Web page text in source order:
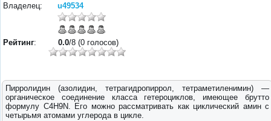
Владелец:
u49534
Рейтинг: 0.0/8 (0 голосов)
Пирролидин (азолидин, тетрагидропиррол, тетраметиленимин) —
органическое соединение класса гетероциклов, имеющее брутто
формулу C4H9N. Его можно рассматривать как циклический амин с
четырьмя атомами углерода в цикле.